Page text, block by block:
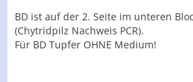
BD ist auf der 2. Seite im unteren
(Chytridpilz Nachweis PCR).
Für BD Tupfer OHNE Medium!